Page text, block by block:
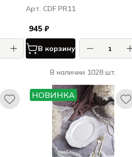
Primavera
Арт. CDF PR11
945 ₽
В корзину
В наличии 1028 шт.
НОВИНКА